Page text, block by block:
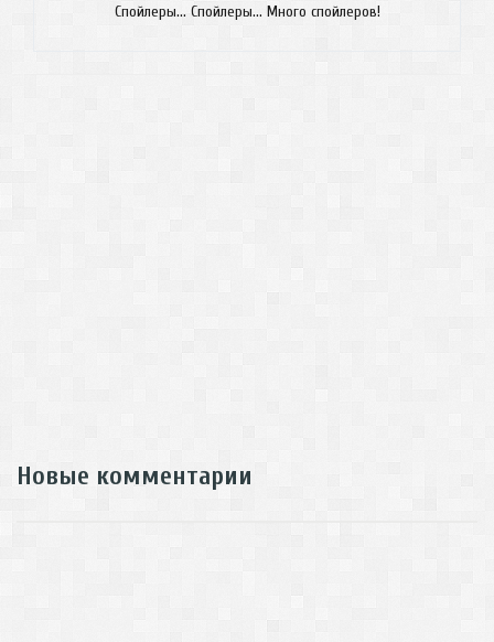
Спойлеры... Спойлеры... Много спойлеров!
Новые комментарии